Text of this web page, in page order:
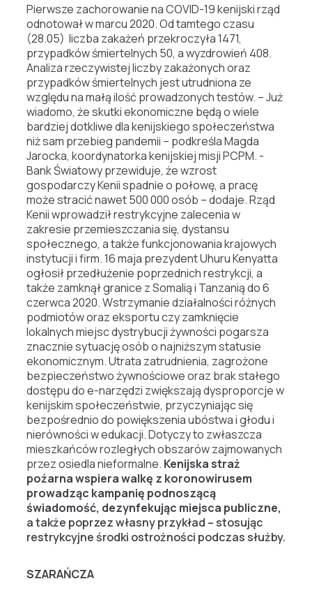
Pierwsze zachorowanie na COVID-19 kenijski rząd
odnotował w marcu 2020. Od tamtego czasu
(28.05) liczba zakażeń przekroczyła 1471,
przypadków śmiertelnych 50, a wyzdrowień 408.
Analiza rzeczywistej liczby zakażonych oraz
przypadków śmiertelnych jest utrudniona ze
względu na małą ilość prowadzonych testów. – Już
wiadomo, że skutki ekonomiczne będą o wiele
bardziej dotkliwe dla kenijskiego społeczeństwa
niż sam przebieg pandemii – podkreśla Magda
Jarocka, koordynatorka kenijskiej misji PCPM. -
Bank Światowy przewiduje, że wzrost
gospodarczy Kenii spadnie o połowę, a pracę
może stracić nawet 500 000 osób – dodaje.Rząd
Kenii wprowadził restrykcyjne zalecenia w
zakresie przemieszczania się, dystansu
społecznego, a także funkcjonowania krajowych
instytucji i firm. 16 maja prezydent Uhuru Kenyatta
ogłosił przedłużenie poprzednich restrykcji, a
także zamknął granice z Somalią i Tanzanią do 6
czerwca 2020. Wstrzymanie działalności różnych
podmiotów oraz eksportu czy zamknięcie
lokalnych miejsc dystrybucji żywności pogarsza
znacznie sytuację osób o najniższym statusie
ekonomicznym. Utrata zatrudnienia, zagrożone
bezpieczeństwo żywnościowe oraz brak stałego
dostępu do e-narzędzi zwiększają dysproporcje w
kenijskim społeczeństwie, przyczyniając się
bezpośrednio do powiększenia ubóstwa i głodu i
nierówności w edukacji. Dotyczy to zwłaszcza
mieszkańców rozległych obszarów zajmowanych
przez osiedla nieformalne. Kenijska straż
pożarna wspiera walkę z koronowirusem
prowadząc kampanię podnoszącą
świadomość, dezynfekując miejsca publiczne,
a także poprzez własny przykład – stosując
restrykcyjne środki ostrożności podczas służby.
SZARAŃCZA